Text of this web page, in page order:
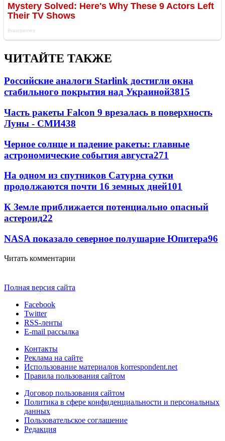
ЧИТАЙТЕ ТАКЖЕ
Российские аналоги Starlink достигли окна
стабильного покрытия над Украиной3815
Часть ракеты Falcon 9 врезалась в поверхность
Луны - СМИ438
Черное солнце и падение ракеты: главные
астрономические события августа271
На одном из спутников Сатурна сутки
продолжаются почти 16 земных дней101
К Земле приближается потенциально опасный
астероид22
NASA показало северное полушарие Юпитера96
Читать комментарии
Полная версия сайта
Facebook
Twitter
RSS-ленты
E-mail рассылка
Контакты
Реклама на сайте
Использование материалов korrespondent.net
Правила пользования сайтом
Договор пользования сайтом
Политика в сфере конфиденциальности и персональных
данных
Пользовательское соглашение
Редакция